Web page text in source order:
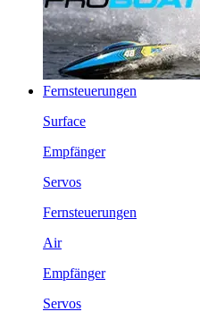
Fernsteuerungen
Surface
Empfänger
Servos
Fernsteuerungen
Air
Empfänger
Servos